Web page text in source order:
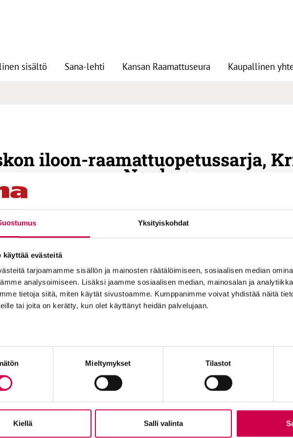
Yksityiskohdat
käyttää evästeitä
tarjoamamme sisällön ja mainosten räätälöimiseen, sosiaalisen median
analysoimiseen. Lisäksi jaamme sosiaalisen median, mainosalan ja
tietoja siitä, miten käytät sivustoamme. Kumppanimme voivat yhdistää näitä
tai joita on kerätty, kun olet käyttänyt heidän palvelujaan.
Mieltymykset Tilastot
Kiellä Salli valinta
sisältö Sana-lehti Kansan Raamattuseura Kaupallinen
iloon-raamattuopetussarja,
Nordman
kaiken, Kristiina Nordman
nauhoitettu Hollolassa Sanan Suvipäivillä 2022.
ulkaisijaKansan
Säätiö sr
Tilaajapalvelu
Sana-lehden kampanjat
Tilausehdot
Tilaajapalvelu
Osoitteenmuutokset
Ole meihin
Mainosta